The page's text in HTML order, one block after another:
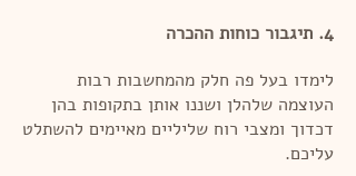
4. תיגבור כוחות ההכרה
לימדו בעל פה חלק מהמחשבות רבות
העוצמה שלהלן ושננו אותן בתקופות בהן
דכדוך ומצבי רוח שליליים מאיימים להשתלט
עליכם.